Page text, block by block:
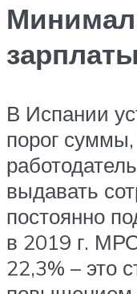
зарплаты
В Испании
порог
выдавать
постоянно
в 2019 г.
22,3% – это